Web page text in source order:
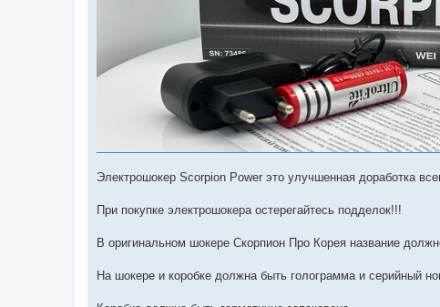
Электрошокер Scorpion Power это улучшенная доработка
При покупке электрошокера остерегайтесь подделок!!!
В оригинальном шокере Скорпион Про Корея название
На шокере и коробке должна быть голограмма и серийный